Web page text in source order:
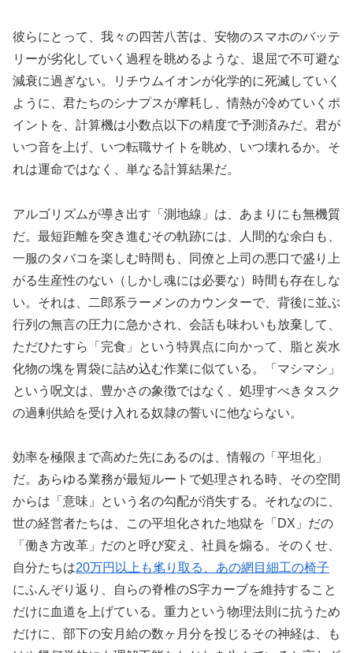
彼らにとって、我々の四苦八苦は、安物のスマホのバッテ
リーが劣化していく過程を眺めるような、退屈で不可避な
減衰に過ぎない。リチウムイオンが化学的に死滅していく
ように、君たちのシナプスが摩耗し、情熱が冷めていくポ
イントを、計算機は小数点以下の精度で予測済みだ。君が
いつ音を上げ、いつ転職サイトを眺め、いつ壊れるか。そ
れは運命ではなく、単なる計算結果だ。
アルゴリズムが導き出す「測地線」は、あまりにも無機質
だ。最短距離を突き進むその軌跡には、人間的な余白も、
一服のタバコを楽しむ時間も、同僚と上司の悪口で盛り上
がる生産性のない（しかし魂には必要な）時間も存在しな
い。それは、二郎系ラーメンのカウンターで、背後に並ぶ
行列の無言の圧力に急かされ、会話も味わいも放棄して、
ただひたすら「完食」という特異点に向かって、脂と炭水
化物の塊を胃袋に詰め込む作業に似ている。「マシマシ」
という呪文は、豊かさの象徴ではなく、処理すべきタスク
の過剰供給を受け入れる奴隷の誓いに他ならない。
効率を極限まで高めた先にあるのは、情報の「平坦化」
だ。あらゆる業務が最短ルートで処理される時、その空間
からは「意味」という名の勾配が消失する。それなのに、
世の経営者たちは、この平坦化された地獄を「DX」だの
「働き方改革」だのと呼び変え、社員を煽る。そのくせ、
自分たちは20万円以上も毟り取る、あの網目細工の椅子
にふんぞり返り、自らの脊椎のS字カーブを維持すること
だけに血道を上げている。重力という物理法則に抗うため
だけに、部下の安月給の数ヶ月分を投じるその神経は、も